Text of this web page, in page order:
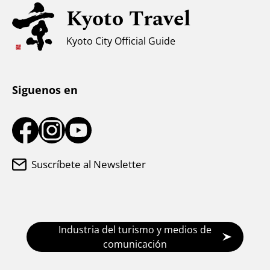
Apoyo a los musulmanes
Clima y ropa
Kyoto Travel
Kyoto City Official Guide
Siguenos en
Suscríbete al Newsletter
Industria del turismo y medios de
comunicación